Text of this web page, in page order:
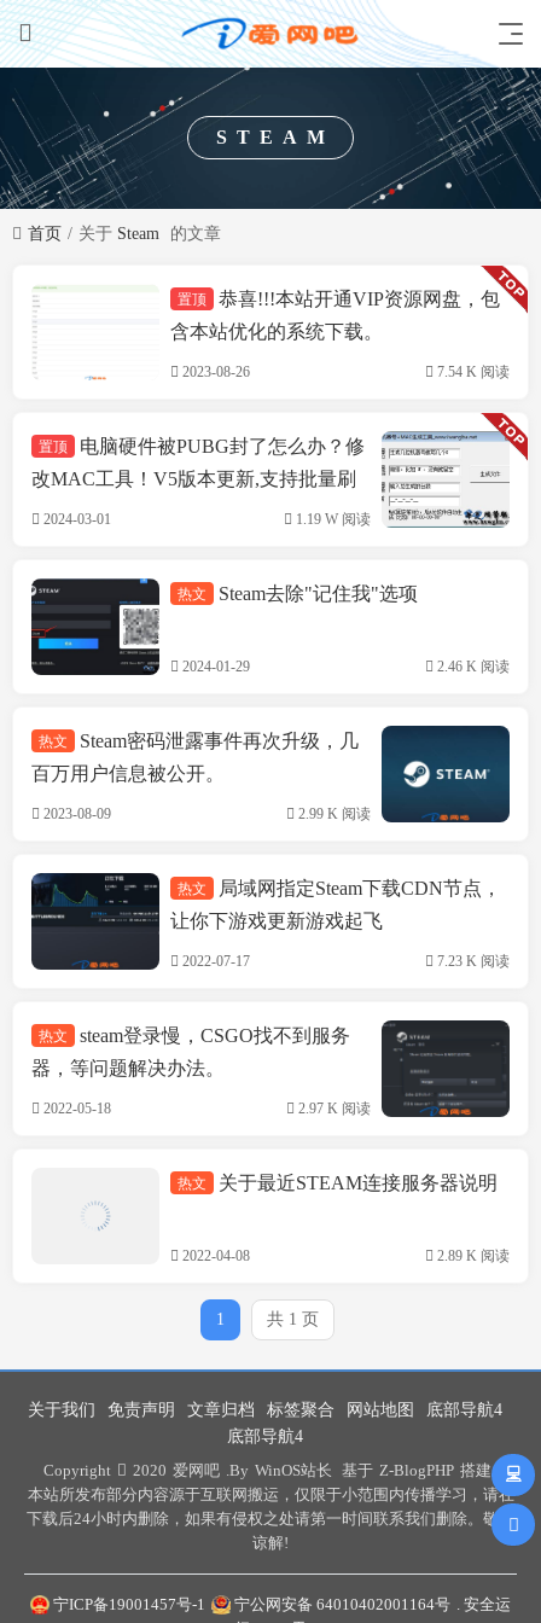
STEAM
首页 关于 Steam 的文章
技术方案
置顶
恭喜!!!本站开通VIP资源网盘，包
含本站优化的系统下载。
2023-08-26 7.54 K 阅读
置顶
电脑硬件被PUBG封了怎么办？修
改MAC工具！V5版本更新,支持批量刷
机,支持INTEL&瑞立网卡
2024-03-01 1.19 W 阅读
游戏问题
热文 Steam去除"记住我"选项
2024-01-29 2.46 K 阅读
热文
Steam密码泄露事件再次升级，几
百万用户信息被公开。
2023-08-09 2.99 K 阅读
精品软件
热文
局域网指定Steam下载CDN节点，
让你下游戏更新游戏起飞
2022-07-17 7.23 K 阅读
热文
steam登录慢，CSGO找不到服务
器，等问题解决办法。
2022-05-18 2.97 K 阅读
精品软件
热文 关于最近STEAM连接服务器说明
2022-04-08 2.89 K 阅读
1 共 1 页
关于我们 免责声明 文章归档 标签聚合 网站地图
底部导航4
底部导航4
Copyright
2020 爱网吧 .By WinOS站长 基于 Z-BlogPHP 搭建 .
本站所发布部分内容源于互联网搬运，仅限于小范围内传播学习，请在
下载后24小时内删除，如果有侵权之处请第一时间联系我们删除。敬请
谅解!
宁ICP备19001457号-1 宁公网安备 64010402001164号 . 安全运